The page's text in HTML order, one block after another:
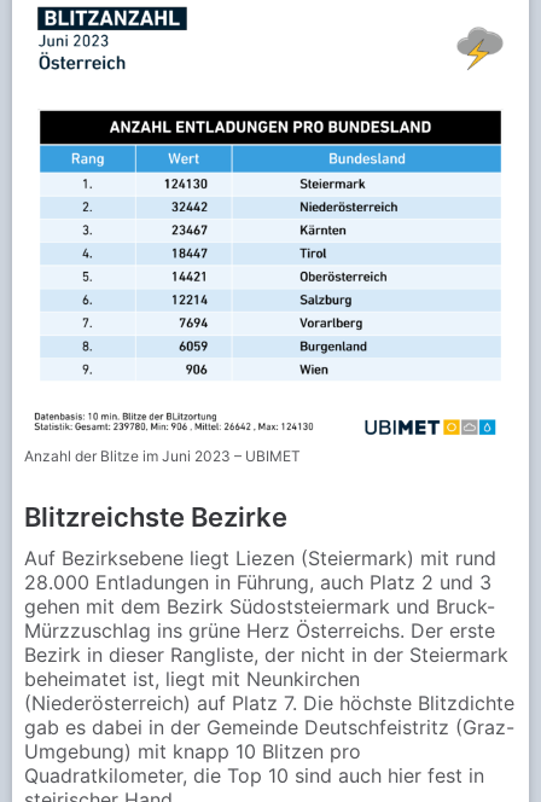
Anzahl der Blitze im Juni 2023 – UBIMET
Blitzreichste Bezirke
Auf Bezirksebene liegt Liezen (Steiermark) mit rund
28.000 Entladungen in Führung, auch Platz 2 und 3
gehen mit dem Bezirk Südoststeiermark und Bruck-
Mürzzuschlag ins grüne Herz Österreichs. Der erste
Bezirk in dieser Rangliste, der nicht in der Steiermark
beheimatet ist, liegt mit Neunkirchen
(Niederösterreich) auf Platz 7. Die höchste Blitzdichte
gab es dabei in der Gemeinde Deutschfeistritz (Graz-
Umgebung) mit knapp 10 Blitzen pro
Quadratkilometer, die Top 10 sind auch hier fest in